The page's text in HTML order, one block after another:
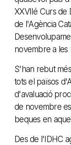
XXVIIé Curs de
de l'Agència
novembre a les
S'han rebut
tots el països
d'avaluació
de novembre
beques en
Des de l'IDHC